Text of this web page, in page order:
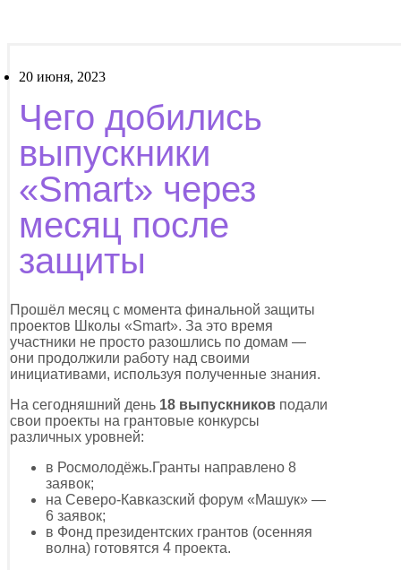
20 июня, 2023
Чего добились
выпускники
«Smart» через
месяц после
защиты
Прошёл месяц с момента финальной защиты
проектов Школы «Smart». За это время
участники не просто разошлись по домам —
они продолжили работу над своими
инициативами, используя полученные знания.
На сегодняшний день 18 выпускников подали
свои проекты на грантовые конкурсы
различных уровней:
в Росмолодёжь.Гранты направлено 8
заявок;
на Северо-Кавказский форум «Машук» —
6 заявок;
в Фонд президентских грантов (осенняя
волна) готовятся 4 проекта.